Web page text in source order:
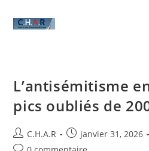
L’antisémitisme
pics oubliés de
C.H.A.R janvier 31, 2026